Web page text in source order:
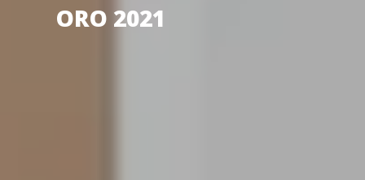
ORO 2021